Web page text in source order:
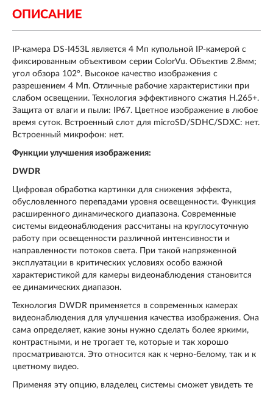
ОПИСАНИЕ
IP-камера DS-I453L является 4 Мп купольной IP-камерой с
фиксированным объективом серии ColorVu. Объектив 2.8мм;
угол обзора 102°. Высокое качество изображения с
разрешением 4 Мп. Отличные рабочие характеристики при
слабом освещении. Технология эффективного сжатия H.265+.
Защита от влаги и пыли: IP67. Цветное изображение в любое
время суток. Встроенный слот для microSD/SDHC/SDXC: нет.
Встроенный микрофон: нет.
Функции улучшения изображения:
DWDR
Цифровая обработка картинки для снижения эффекта,
обусловленного перепадами уровня освещенности. Функция
расширенного динамического диапазона. Современные
системы видеонаблюдения рассчитаны на круглосуточную
работу при освещенности различной интенсивности и
направленности потоков света. При такой напряженной
эксплуатации в критических условиях особо важной
характеристикой для камеры видеонаблюдения становится
ее динамических диапазон.
Технология DWDR применяется в современных камерах
видеонаблюдения для улучшения качества изображения. Она
сама определяет, какие зоны нужно сделать более яркими,
контрастными, и не трогает те, которые и так хорошо
просматриваются. Это относится как к черно-белому, так и к
цветному видео.
Применяя эту опцию, владелец системы сможет увидеть те